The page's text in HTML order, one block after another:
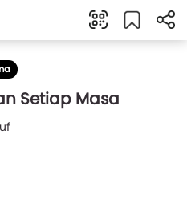
Setiap Masa